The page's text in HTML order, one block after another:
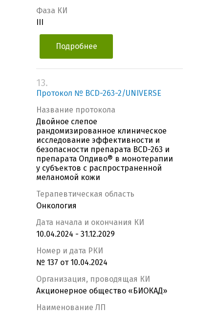
Фаза КИ
Подробнее
13.
Протокол № BCD-263-2/UNIVERSE
Название протокола
Двойное слепое
рандомизированное клиническое
исследование эффективности и
безопасности препарата BCD-263 и
препарата Опдиво® в монотерапии
у субъектов с распространенной
меланомой кожи
Терапевтическая область
Онкология
Дата начала и окончания КИ
10.04.2024 - 31.12.2029
Номер и дата РКИ
№ 137 от 10.04.2024
Организация, проводящая КИ
Акционерное общество «БИОКАД»
Наименование ЛП